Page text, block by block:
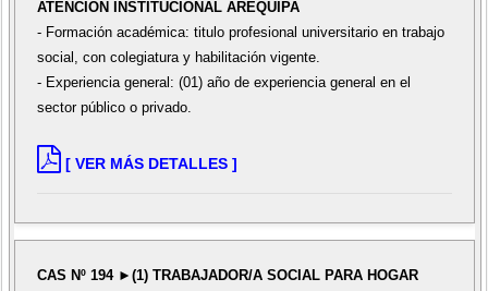
ATENCIÓN INSTITUCIONAL AREQUIPA
- Formación académica: titulo profesional universitario en trabajo
social, con colegiatura y habilitación vigente.
- Experiencia general: (01) año de experiencia general en el
sector público o privado.
[ VER MÁS DETALLES ]
CAS Nº 194 ►(1) TRABAJADOR/A SOCIAL PARA HOGAR